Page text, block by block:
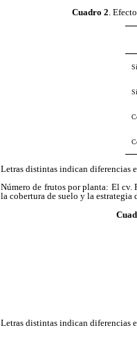
Cuadro 2.
Letras distintas indican diferencias
Número de frutos por planta: El cv.
la cobertura de suelo y la estrategia
Letras distintas indican diferencias